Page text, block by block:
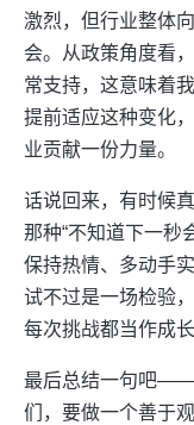
激烈，但行业整体
会。从政策角度看
常支持，这意味着
提前适应这种变化
业贡献一份力量。
话说回来，有时候
那种“不知道下一秒
保持热情、多动手
试不过是一场检验
每次挑战都当作成长
最后总结一句吧——
们，要做一个善于